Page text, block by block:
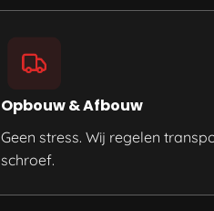
Opbouw & Afbouw
Geen stress. Wij regelen
schroef.